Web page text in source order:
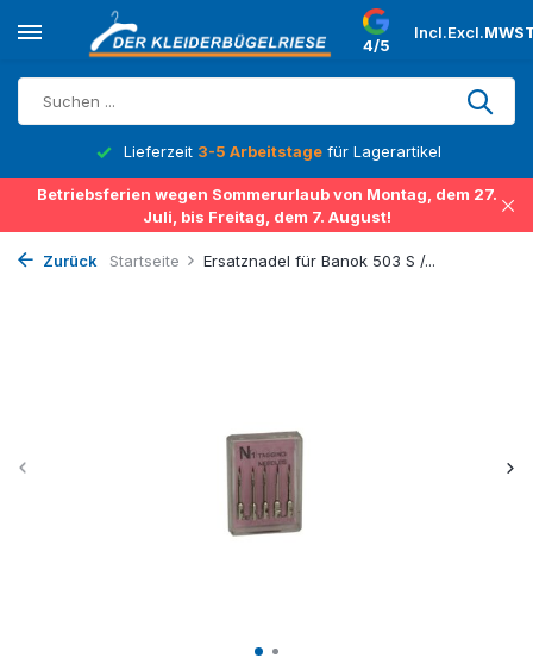
4/5
Incl.Excl.
Lieferzeit 3-5 Arbeitstage für Lagerartikel
Betriebsferien wegen Sommerurlaub von Montag, dem 27.
Juli, bis Freitag, dem 7. August!
Zurück Startseite Ersatznadel für Banok 503 S /...